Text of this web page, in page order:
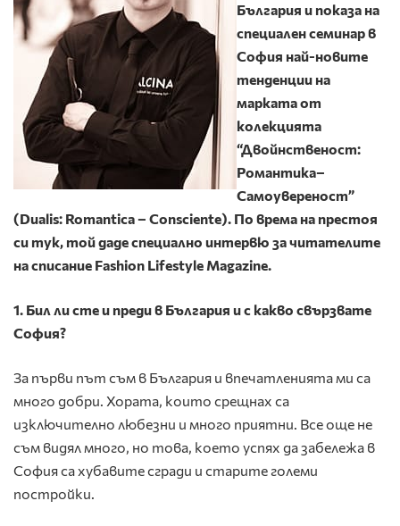
България и показа на
специален семинар в
София най-новите
тенденции на
маркатаот
колекцията
“Двойнственост:
Романтика–
Самоувереност”
(Dualis: Romantica – Consciente). По врема на престоя
си тук, той даде специално интервю за читателите
на списание Fashion Lifestyle Magazine.
1. Бил ли сте и преди в България и с какво свързвате
София?
За първи път съм в България и впечатленията ми са
много добри. Хората, които срещнах са
изключително любезни и много приятни. Все още не
съм видял много, но това, което успях да забележа в
София са хубавите сгради и старите големи
постройки.